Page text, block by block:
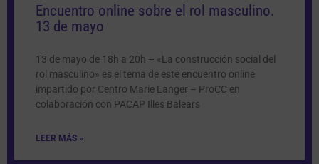
Encuentro online sobre el rol masculino.
13 de mayo
13 de mayo de 18h a 20h – «La construcción social del
rol masculino» es el tema de este encuentro online
impartido por Centro Marie Langer – ProCC en
colaboración con PACAP Illes Balears
LEER MÁS »